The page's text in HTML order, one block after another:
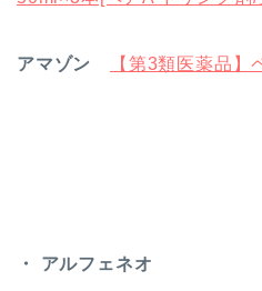
アマゾン 【第3類医薬品】
・ アルフェネオ